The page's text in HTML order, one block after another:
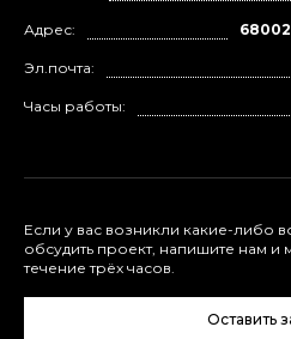
Адрес:
Эл.почта:
Часы работы:
Если у вас возникли какие-либо
обсудить проект, напишите нам и
течение трёх часов.
Оставить